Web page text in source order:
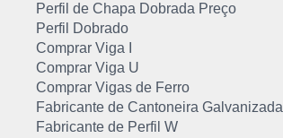
Perfil de Chapa Dobrada Preço
Perfil Dobrado
Comprar Viga I
Comprar Viga U
Comprar Vigas de Ferro
Fabricante de Cantoneira Galvanizada
Fabricante de Perfil W